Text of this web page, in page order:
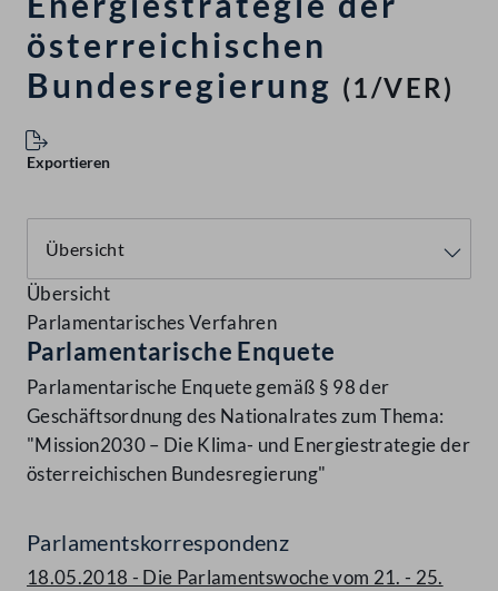
österreichischen
Bundesregierung (1/VER)
Exportieren
Übersicht
Parlamentarisches Verfahren
Parlamentarische Enquete
Parlamentarische Enquete gemäß § 98 der
Geschäftsordnung des Nationalrates zum Thema:
"Mission2030 – Die Klima- und Energiestrategie der
österreichischen Bundesregierung"
Parlamentskorrespondenz
18.05.2018 - Die Parlamentswoche vom 21. - 25.